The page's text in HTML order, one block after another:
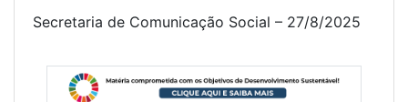
Secretaria de Comunicação Social – 27/8/2025